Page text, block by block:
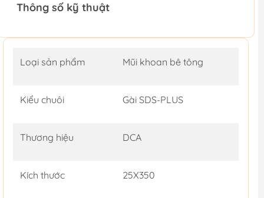
Thông số kỹ thuật
Loại sản phẩm Mũi khoan bê tông
Kiểu chuôi Gài SDS-PLUS
Thương hiệu DCA
Kích thước 25X350